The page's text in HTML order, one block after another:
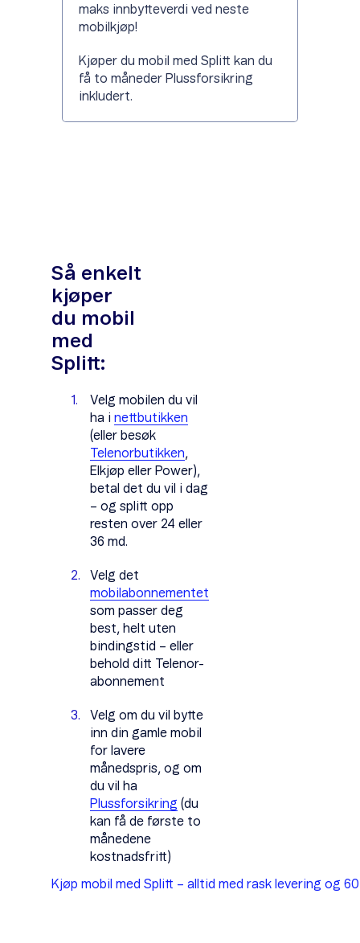
maks innbytteverdi ved neste
mobilkjøp!
Kjøper du mobil med Splitt kan du
få to måneder Plussforsikring
inkludert.
Så enkelt
kjøper
du mobil
med
Splitt:
Velg mobilen du vil
ha i nettbutikken
(eller besøk
Telenorbutikken,
Elkjøp eller Power),
betal det du vil i dag
– og splitt opp
resten over 24 eller
36 md.
Velg det
mobilabonnementet
som passer deg
best, helt uten
bindingstid – eller
behold ditt Telenor-
abonnement
Velg om du vil bytte
inn din gamle mobil
for lavere
månedspris, og om
du vil ha
Plussforsikring (du
kan få de første to
månedene
kostnadsfritt)
Kjøp mobil med Splitt – alltid med rask levering og